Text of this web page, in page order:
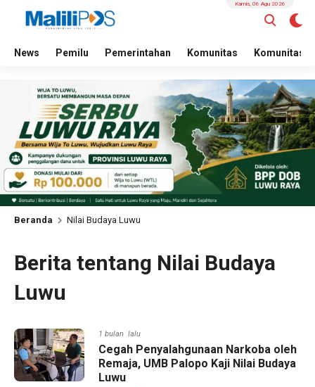
News Pemilu Pemerintahan Komunitas Komunitas
Kamis, 06 Agu 2026
Beranda Nilai Budaya Luwu
Berita tentang Nilai Budaya
Luwu
1 bulan lalu
Cegah Penyalahgunaan Narkoba oleh
Remaja, UMB Palopo Kaji Nilai Budaya
Luwu